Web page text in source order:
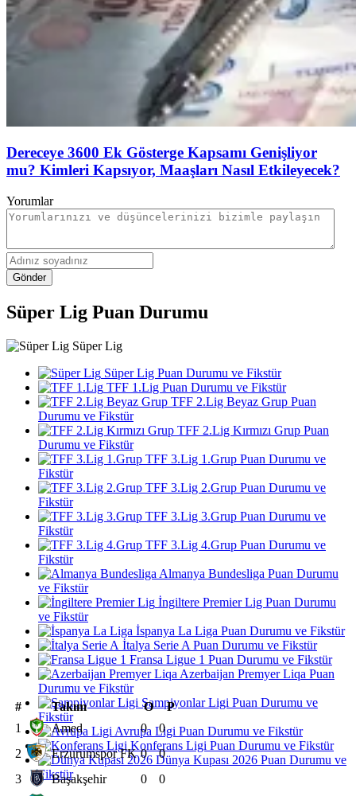
Dereceye 3600 Ek Gösterge Kapsamı Genişliyor
mu? Kimleri Kapsıyor, Maaşları Nasıl Etkileyecek?
Yorumlar
Gönder
Süper Lig Puan Durumu
Süper Lig
Süper Lig Puan Durumu ve Fikstür
TFF 1.Lig Puan Durumu ve Fikstür
TFF 2.Lig Beyaz Grup Puan
Durumu ve Fikstür
TFF 2.Lig Kırmızı Grup Puan
Durumu ve Fikstür
TFF 3.Lig 1.Grup Puan Durumu ve
Fikstür
TFF 3.Lig 2.Grup Puan Durumu ve
Fikstür
TFF 3.Lig 3.Grup Puan Durumu ve
Fikstür
TFF 3.Lig 4.Grup Puan Durumu ve
Fikstür
Almanya Bundesliga Puan Durumu
ve Fikstür
İngiltere Premier Lig Puan Durumu
ve Fikstür
İspanya La Liga Puan Durumu ve Fikstür
İtalya Serie A Puan Durumu ve Fikstür
Fransa Ligue 1 Puan Durumu ve Fikstür
Azerbaijan Premyer Liqa Puan
Durumu ve Fikstür
Şampiyonlar Ligi Puan Durumu ve
Fikstür
Avrupa Ligi Puan Durumu ve Fikstür
Konferans Ligi Puan Durumu ve Fikstür
Dünya Kupası 2026 Puan Durumu ve
Fikstür
# Takım O
P
1
Amed 0
0
2
Erzurumspor FK 0
0
3
Başakşehir 0
0